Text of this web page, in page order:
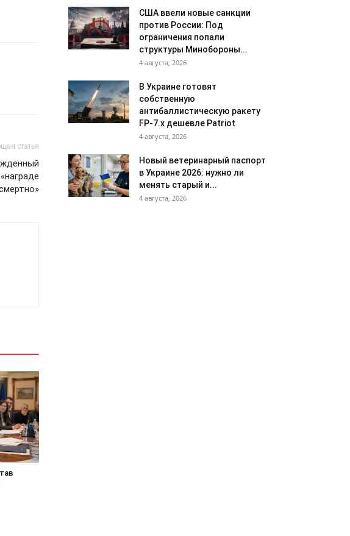
статья
США ввели новые санкции
против России: Под
ограничения попали
структуры Минобороны...
4 августа, 2026
В Украине готовят
собственную
антибаллистическую ракету
FP-7.x дешевле Patriot
4 августа, 2026
Новый ветеринарный паспорт
в Украине 2026: нужно ли
менять старый и...
4 августа, 2026